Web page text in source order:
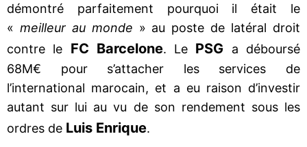
démontré parfaitement pourquoi il était le
« meilleur au monde » au poste de latéral droit
contre le FC Barcelone. Le PSG a déboursé
68M€ pour s’attacher les services de
l’international marocain, et a eu raison d’investir
autant sur lui au vu de son rendement sous les
ordres de Luis Enrique.